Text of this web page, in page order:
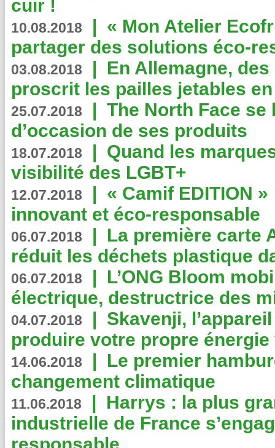
cuir !
10.08.2018 | « Mon Atelier
partager des solutions éco-
03.08.2018 | En Allemagne,
proscrit les pailles jetables
25.07.2018 | The North Face se
d’occasion de ses produits
18.07.2018 | Quand les
visibilité des LGBT+
12.07.2018 | « Camif EDITION
innovant et éco-responsable
06.07.2018 | La première carte
réduit les déchets plastique
06.07.2018 | L’ONG Bloom
électrique, destructrice des
04.07.2018 | Skavenji,
produire votre propre
14.06.2018 | Le premier
changement climatique
11.06.2018 | Harrys : la plus
industrielle de France